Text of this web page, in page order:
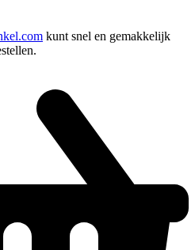
kunt snel en gemakkelijk